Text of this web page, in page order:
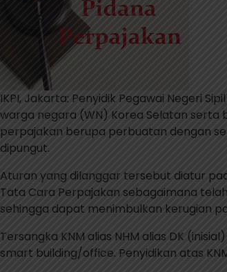
IKPI, Jakarta: Penyidik Pegawai Negeri
warga negara (WN) Korea Selatan serta
perpajakan berupa perbuatan dengan
dipungut.
Aturan yang dilanggar tersebut diatur
Tata Cara Perpajakan sebagaimana
sehingga dapat menimbulkan kerugian
Tersangka KNM alias NHM alias DK
smart building/office. Penyidikan atas